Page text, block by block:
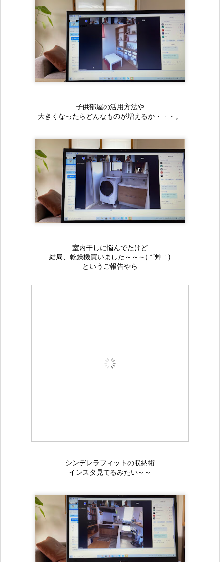
子供部屋の活用方法や
大きくなったらどんなものが増えるか・・・。
室内干しに悩んでたけど
結局、乾燥機買いました～～～( *´艸｀)
というご報告やら
シンデレラフィットの収納術
インスタ見てるみたい～～